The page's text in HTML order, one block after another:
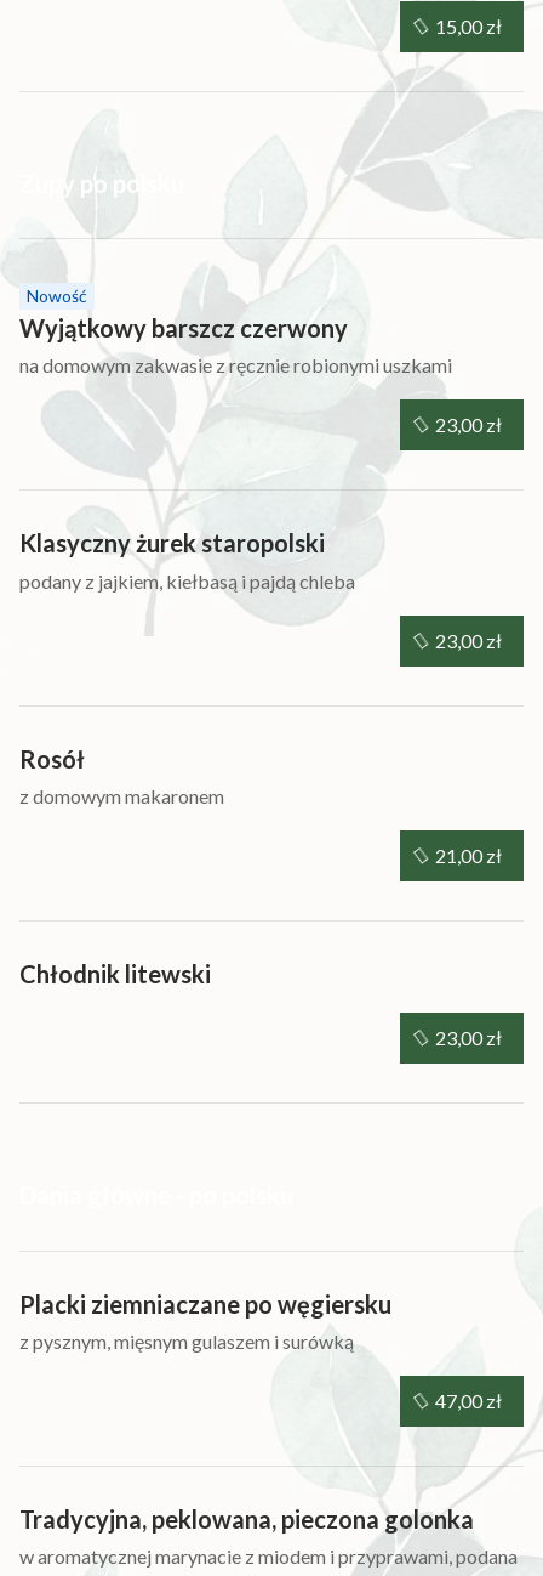
Zupy po polsku
Nowość
Wyjątkowy barszcz czerwony
na domowym zakwasie z ręcznie robionymi uszkami
Klasyczny żurek staropolski
podany z jajkiem, kiełbasą i pajdą chleba
Rosół
z domowym makaronem
Chłodnik litewski
Placki ziemniaczane po węgiersku
z pysznym, mięsnym gulaszem i surówką
Tradycyjna, peklowana, pieczona golonka
w aromatycznej marynacie z miodem i przyprawami, podana